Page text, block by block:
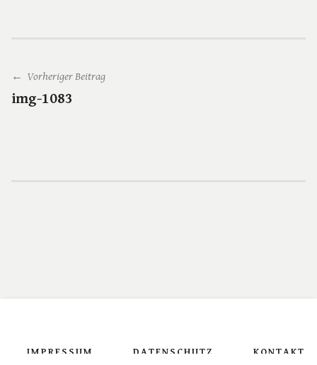
← Vorheriger Beitrag
img-1083
IMPRESSUM DATENSCHUTZ KONTAKT